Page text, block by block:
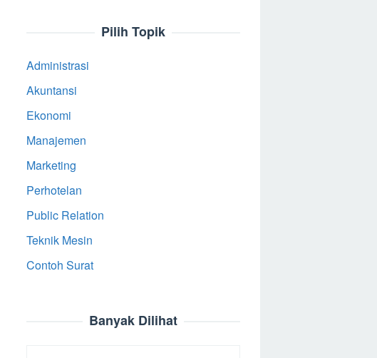
Pilih Topik
Administrasi
Akuntansi
Ekonomi
Manajemen
Marketing
Perhotelan
Public Relation
Teknik Mesin
Contoh Surat
Banyak Dilihat